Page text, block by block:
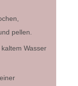
pellen.
Wasser